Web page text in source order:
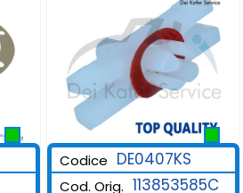
Codice DE0407KS
Cod. Orig. 113853585C